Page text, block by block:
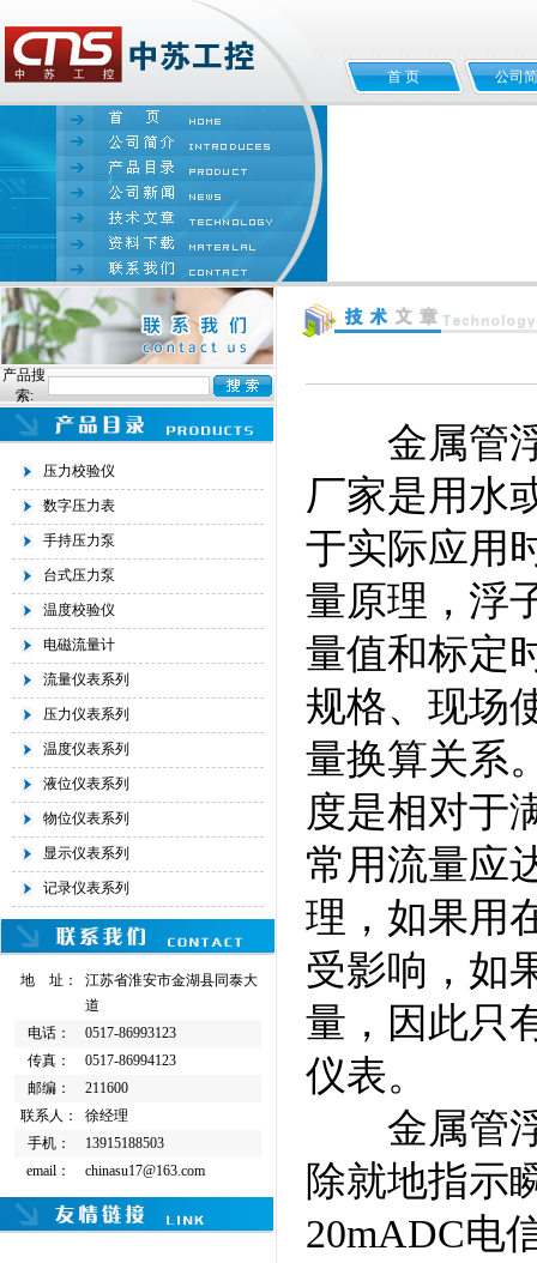
首 页 公司
产品搜
索:
压力校验仪
数字压力表
手持压力泵
台式压力泵
温度校验仪
电磁流量计
流量仪表系列
压力仪表系列
温度仪表系列
液位仪表系列
物位仪表系列
显示仪表系列
记录仪表系列
地 址：
江苏省淮安市金湖县同泰大
道
电话：
0517-86993123
传真：
0517-86994123
邮编：
211600
联系人：
徐经理
手机：
13915188503
email：
chinasu17@163.com
金属管浮
厂家是用水
于实际应用
量原理，浮
量值和标定
规格、现场
量换算关系
度是相对于
常用流量应
理，如果用
受影响，如
量，因此只
仪表。
金属管浮
除就地指示
20mADC电